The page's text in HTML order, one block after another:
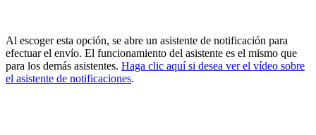
Al escoger esta opción, se abre un asistente de notificación para
efectuar el envío. El funcionamiento del asistente es el mismo que
para los demás asistentes. Haga clic aquí si desea ver el vídeo sobre
el asistente de notificaciones.